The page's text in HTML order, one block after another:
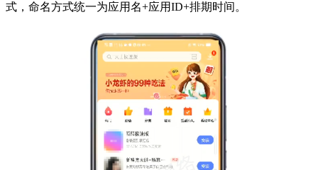
式，命名方式统一为应用名+应用ID+排期时间。